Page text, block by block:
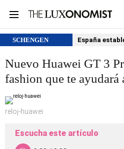
SCHENGEN España
Nuevo Huawei GT 3
fashion que te ayudará
reloj-huawei
Escucha este artículo